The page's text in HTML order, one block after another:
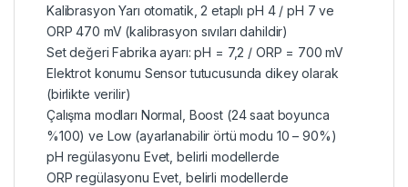
Kalibrasyon Yarı otomatik, 2 etaplı pH 4 / pH 7 ve
ORP 470 mV (kalibrasyon sıvıları dahildir)
Set değeri Fabrika ayarı: pH = 7,2 / ORP = 700 mV
Elektrot konumu Sensor tutucusunda dikey olarak
(birlikte verilir)
Çalışma modları Normal, Boost (24 saat boyunca
%100) ve Low (ayarlanabilir örtü modu 10 – 90%)
pH regülasyonu Evet, belirli modellerde
ORP regülasyonu Evet, belirli modellerde